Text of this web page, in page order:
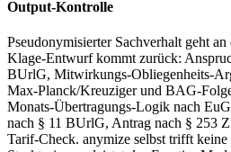
Output-Kontrolle
Pseudonymisierter Sachverhalt geht
Klage-Entwurf kommt zurück:
BUrlG, Mitwirkungs-Obliegenheits-
Max-Planck/Kreuziger und BAG-
Monats-Übertragungs-Logik nach
nach § 11 BUrlG, Antrag nach § 253
Tarif-Check. anymize selbst trifft